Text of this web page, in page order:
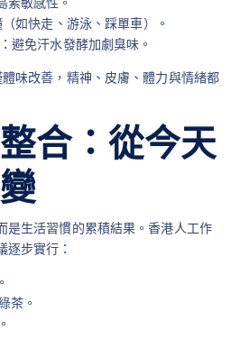
如快走、游泳、踩單車）。
避免汗水發酵加劇臭味。
味改善，精神、皮膚、體力與情緒都
合：從今天
是生活習慣的累積結果。香港人工作
步實行：
茶。